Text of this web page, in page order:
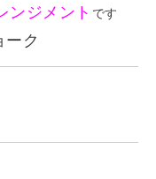
ンジメント です
ーク